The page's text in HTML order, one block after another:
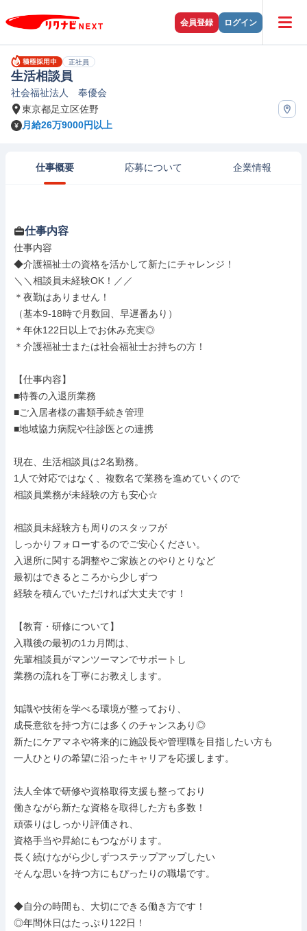
会員登録 ログイン
正社員
生活相談員
社会福祉法人 奉優会
東京都足立区佐野
月給26万9000円以上
仕事概要 応募について 企業情報
仕事内容
仕事内容
◆介護福祉士の資格を活かして新たにチャレンジ！
＼＼相談員未経験OK！／／
＊夜勤はありません！
（基本9-18時で月数回、早遅番あり）
＊年休122日以上でお休み充実◎
＊介護福祉士または社会福祉士お持ちの方！
【仕事内容】
■特養の入退所業務
■ご入居者様の書類手続き管理
■地域協力病院や往診医との連携
現在、生活相談員は2名勤務。
1人で対応ではなく、複数名で業務を進めていくので
相談員業務が未経験の方も安心☆
相談員未経験方も周りのスタッフが
しっかりフォローするのでご安心ください。
入退所に関する調整やご家族とのやりとりなど
最初はできるところから少しずつ
経験を積んでいただければ大丈夫です！
【教育・研修について】
入職後の最初の1カ月間は、
先輩相談員がマンツーマンでサポートし
業務の流れを丁寧にお教えします。
知識や技術を学べる環境が整っており、
成長意欲を持つ方には多くのチャンスあり◎
新たにケアマネや将来的に施設長や管理職を目指したい方も
一人ひとりの希望に沿ったキャリアを応援します。
法人全体で研修や資格取得支援も整っており
働きながら新たな資格を取得した方も多数！
頑張りはしっかり評価され、
資格手当や昇給にもつながります。
長く続けながら少しずつステップアップしたい
そんな思いを持つ方にもぴったりの職場です。
◆自分の時間も、大切にできる働き方です！
◎年間休日はたっぷり122日！